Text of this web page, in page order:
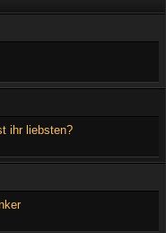
ihr liebsten?